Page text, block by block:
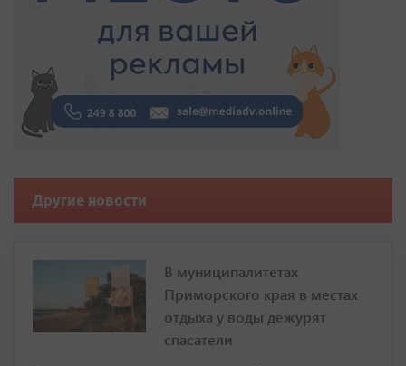
Другие новости
В муниципалитетах
Приморского края в местах
отдыха у воды дежурят
спасатели